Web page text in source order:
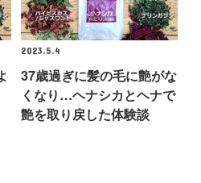
2023.5.4
37歳過ぎに髪の毛に艶がな
くなり…ヘナシカとヘナで
艶を取り戻した体験談